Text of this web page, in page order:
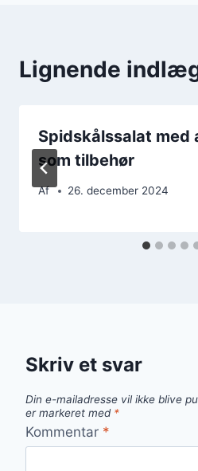
Lignende
Spidskålssalat med
som tilbehør
Af 26. december 2024
Skriv et svar
Din e-mailadresse vil ikke blive
er markeret med *
Kommentar *